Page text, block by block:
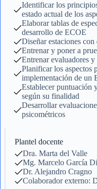
Identificar los
estado actual de los
Elaborar tablas de
desarrollo de ECOE
Diseñar estaciones
Entrenar y poner a
Entrenar evaluadores
Planificar los aspectos
implementación de un
Establecer puntuación
según su finalidad
Desarrollar
psicométricos
Plantel docente
Dra. Marta del Valle
Mg. Marcelo García
Dr. Alejandro Cragno
Colaborador externo: